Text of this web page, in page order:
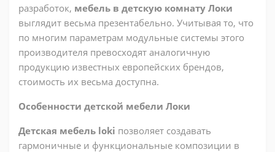
разработок, мебель в детскую комнату Локи
выглядит весьма презентабельно. Учитывая то, что
по многим параметрам модульные системы этого
производителя превосходят аналогичную
продукцию известных европейских брендов,
стоимость их весьма доступна.
Особенности детской мебели Локи
Детская мебель loki позволяет создавать
гармоничные и функциональные композиции в